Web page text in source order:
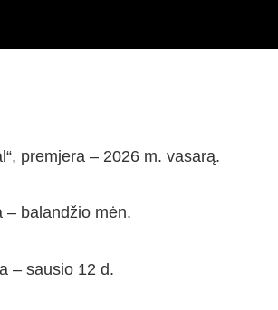
premjera – 2026 m. vasarą.
– balandžio mėn.
– sausio 12 d.